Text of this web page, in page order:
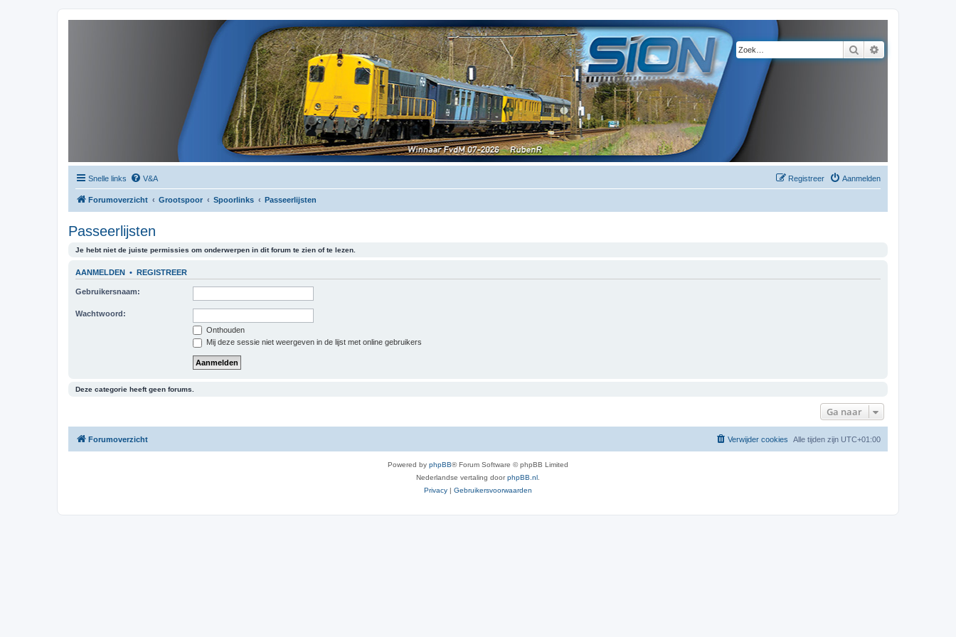
Zoek
Snelle links V&A Aanmelden
Registreer
Forumoverzicht Grootspoor Spoorlinks Passeerlijsten
Passeerlijsten
Je hebt niet de juiste permissies om onderwerpen in dit forum te zien of te lezen.
AANMELDEN • REGISTREER
Gebruikersnaam:
Wachtwoord:
Onthouden
Mij deze sessie niet weergeven in de lijst met online gebruikers
Deze categorie heeft geen forums.
Ga naar
Forumoverzicht Alle tijden zijn UTC+01:00
Verwijder cookies
Powered by phpBB® Forum Software © phpBB Limited
Nederlandse vertaling doorphpBB.nl
Privacy | Gebruikersvoorwaarden